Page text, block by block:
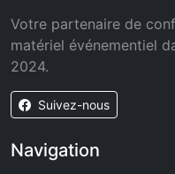
Votre partenaire de
matériel événementiel
2024.
Suivez-nous
Navigation